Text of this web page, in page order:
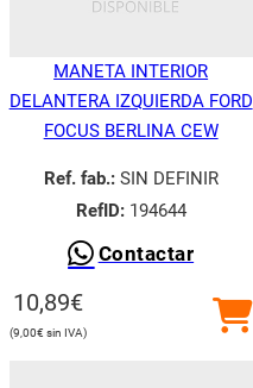
MANETA INTERIOR
DELANTERA IZQUIERDA FORD
FOCUS BERLINA CEW
Ref. fab.:SIN DEFINIR
RefID:194644
Contactar
10,89€
9,00€